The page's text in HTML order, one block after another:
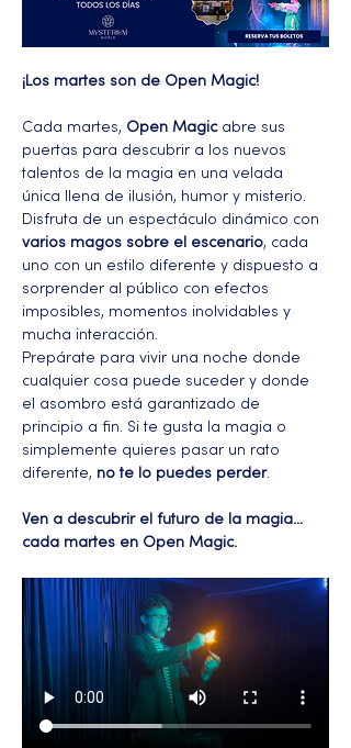
¡Los martes son de Open Magic!
Cada martes, Open Magic abre sus
puertas para descubrir a los nuevos
talentos de la magia en una velada
única llena de ilusión, humor y misterio.
Disfruta de un espectáculo dinámico con
varios magos sobre el escenario, cada
uno con un estilo diferente y dispuesto a
sorprender al público con efectos
imposibles, momentos inolvidables y
mucha interacción.
Prepárate para vivir una noche donde
cualquier cosa puede suceder y donde
el asombro está garantizado de
principio a fin. Si te gusta la magia o
simplemente quieres pasar un rato
diferente, no te lo puedes perder.
Ven a descubrir el futuro de la magia…
cada martes en Open Magic.